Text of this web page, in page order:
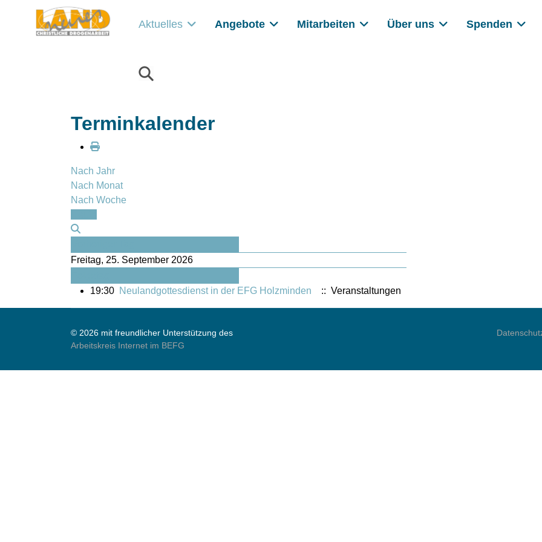
Aktuelles Angebote Mitarbeiten Über uns Spenden
Terminkalender
Nach Jahr
Nach Monat
Nach Woche
Freitag, 25. September 2026
19:30 Neulandgottesdienst in der EFG Holzminden :: Veranstaltungen
© 2026 mit freundlicher Unterstützung des
Arbeitskreis Internet im BEFG